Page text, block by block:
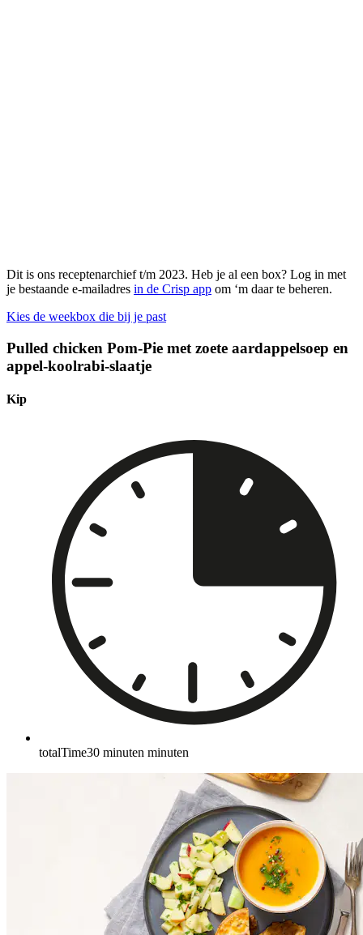
Dit is ons receptenarchief t/m 2023. Heb je al een box? Log in met
je bestaande e-mailadres in de Crisp app om ‘m daar te beheren.
Kies de weekbox die bij je past
Pulled chicken Pom-Pie met zoete aardappelsoep en
appel-koolrabi-slaatje
Kip
totalTime30 minuten minuten